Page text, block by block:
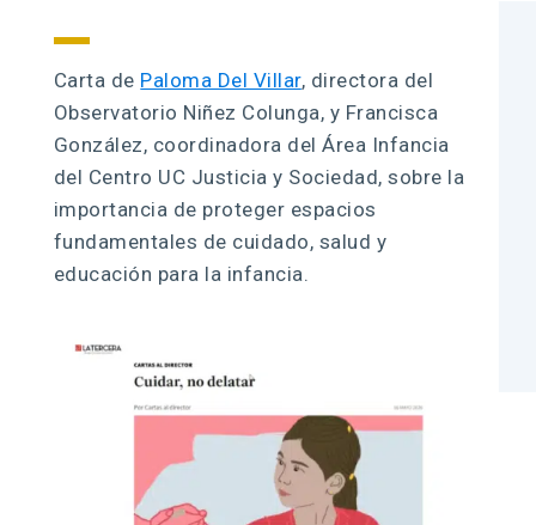
Carta de Paloma Del Villar, directora del
Observatorio Niñez Colunga, y Francisca
González, coordinadora del Área Infancia
del Centro UC Justicia y Sociedad, sobre la
importancia de proteger espacios
fundamentales de cuidado, salud y
educación para la infancia.